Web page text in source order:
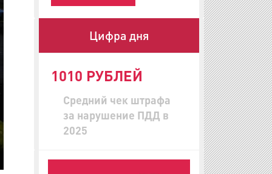
Цифра дня
1010 РУБЛЕЙ
Средний чек штрафа
за нарушение ПДД в
2025